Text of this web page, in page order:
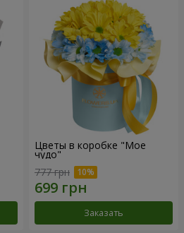
Цветы в коробке "Мое
чудо"
777 грн
Заказать